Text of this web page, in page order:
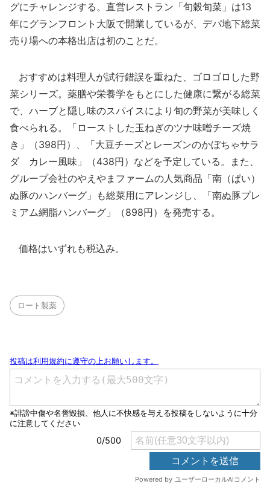
グにチャレンジする。直営レストラン「旬穀旬菜」は13
年にグランフロント大阪で開業しているが、デパ地下総菜
売り場への本格出店は初のことだ。
おすすめは料理人が試行錯誤を重ねた、ゴロゴロした野
菜シリーズ。薬膳や栄養学をもとにした健康に繋がる総菜
で、ハーブと隠し味のスパイスにより旬の野菜が美味しく
食べられる。「ローストした玉ねぎのツナ味噌チーズ焼
き」（398円）、「大豆チーズとレーズンのかぼちゃサラ
ダ カレー風味」（438円）などを予定している。また、
グループ会社のやえやまファームの人気商品「南（ぱい）
ぬ豚のハンバーグ」も総菜用にアレンジし、「南ぬ豚プレ
ミアム網脂ハンバーグ」（898円）を発売する。
価格はいずれも税込み。
ロート製薬